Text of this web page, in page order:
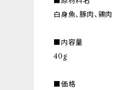
白身魚、豚肉、鶏肉
■内容量
40g
■価格